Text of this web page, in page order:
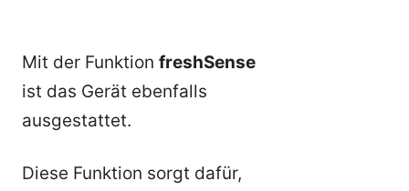
Mit der Funktion freshSense
ist das Gerät ebenfalls
ausgestattet.
Diese Funktion sorgt dafür,